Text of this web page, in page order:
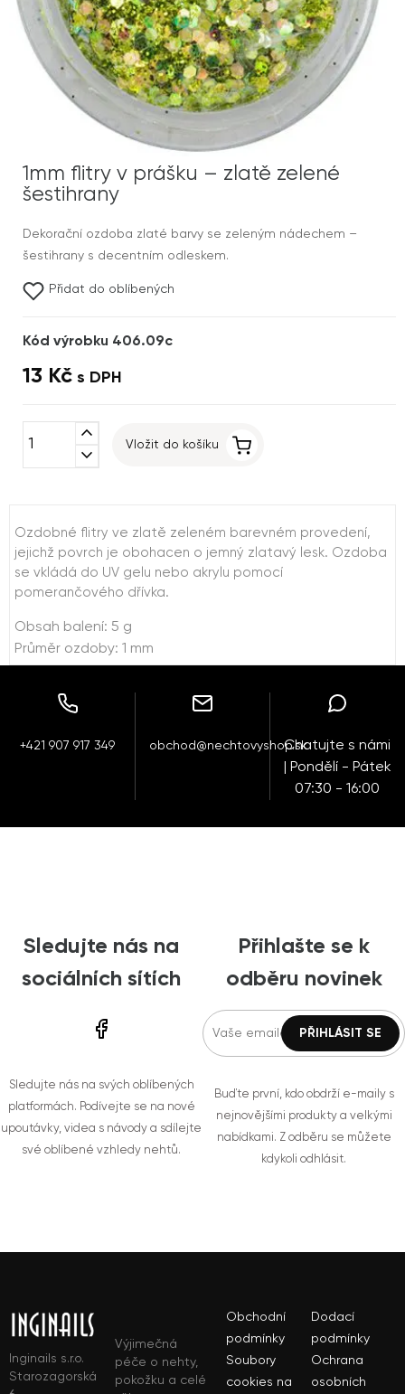
1mm flitry v prášku – zlatě zelené
šestihrany
Dekorační ozdoba zlaté barvy se zeleným nádechem –
šestihrany s decentním odleskem.
Přidat do oblíbených
Kód výrobku 406.09c
13 Kč s DPH
expand_less
expand_more
Vložit do košíku
Ozdobné flitry ve zlatě zeleném barevném provedení,
jejichž povrch je obohacen o jemný zlatavý lesk. Ozdoba
se vkládá do UV gelu nebo akrylu pomocí
pomerančového dřívka.
Obsah balení: 5 g
Průměr ozdoby: 1 mm
+421 907 917 349 obchod@nechtovyshop.skChatujte s námi
| Pondělí - Pátek
07:30 - 16:00
Sledujte nás na
sociálních sítích
Sledujte nás na svých oblíbených
platformách. Podívejte se na nové
upoutávky, videa s návody a sdílejte
své oblíbené vzhledy nehtů.
Přihlašte se k
odběru novinek
Buďte první, kdo obdrží e-maily s
nejnovějšími produkty a velkými
nabídkami. Z odběru se můžete
kdykoli odhlásit.
Inginails s.r.o.
Starozagorská
Výjimečná
péče o nehty,
pokožku a celé
Obchodní
podmínky
Dodací
podmínky
Soubory
cookies na
Ochrana
osobních